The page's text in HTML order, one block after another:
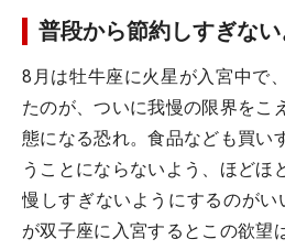
普段から節約しすぎな
8月は牡牛座に火星が入宮中で
たのが、ついに我慢の限界をこ
態になる恐れ。食品なども買い
うことにならないよう、ほどほ
慢しすぎないようにするのがい
が双子座に入宮するとこの欲望